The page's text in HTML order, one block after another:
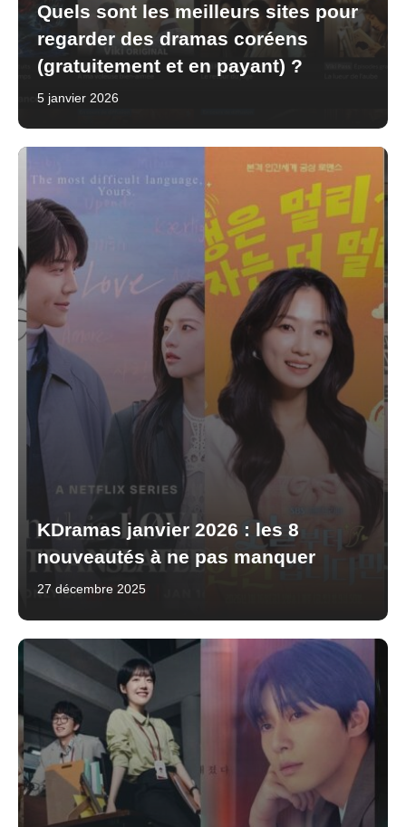
Quels sont les meilleurs sites pour
regarder des dramas coréens
(gratuitement et en payant) ?
5 janvier 2026
KDramas janvier 2026 : les 8
nouveautés à ne pas manquer
27 décembre 2025